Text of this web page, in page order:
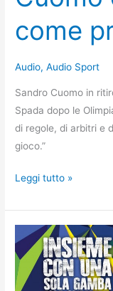
come
Audio,Audio Sport
Sandro Cuomo in
Spada dopo le
di regole, di arbitri e
gioco.”
Nello
come
nella
vita
osare
è
Leggi tutto »